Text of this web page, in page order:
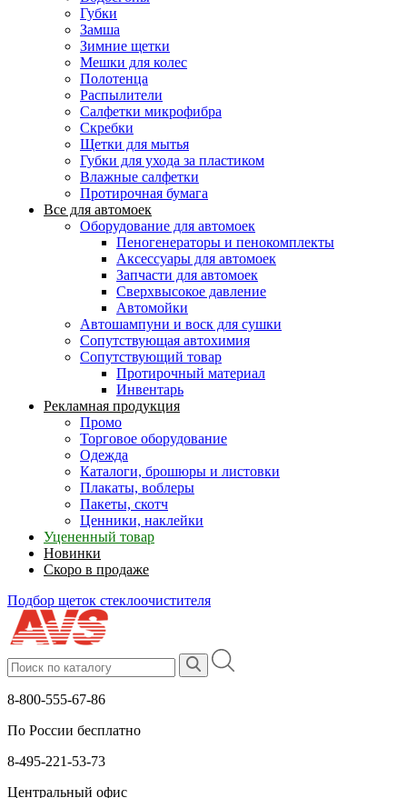
Губки
Замша
Зимние щетки
Мешки для колес
Полотенца
Распылители
Салфетки микрофибра
Скребки
Щетки для мытья
Губки для ухода за пластиком
Влажные салфетки
Протирочная бумага
Все для автомоек
Оборудование для автомоек
Пеногенераторы и пенокомплекты
Аксессуары для автомоек
Запчасти для автомоек
Сверхвысокое давление
Автомойки
Автошампуни и воск для сушки
Сопутствующая автохимия
Сопутствующий товар
Протирочный материал
Инвентарь
Рекламная продукция
Промо
Торговое оборудование
Одежда
Каталоги, брошюры и листовки
Плакаты, воблеры
Пакеты, скотч
Ценники, наклейки
Уцененный товар
Новинки
Скоро в продаже
Подбор щеток стеклоочистителя
8-800-555-67-86
По России бесплатно
8-495-221-53-73
Центральный офис